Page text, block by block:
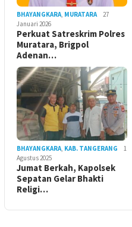
BHAYANGKARA, MURATARA
27
Januari 2026
Perkuat Satreskrim Polres
Muratara, Brigpol
Adenan…
BHAYANGKARA, KAB. TANGERANG
1
Agustus 2025
Jumat Berkah, Kapolsek
Sepatan Gelar Bhakti
Religi…